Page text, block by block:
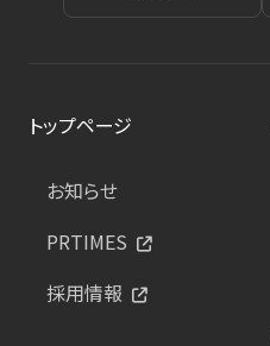
トップページ
お知らせ
PRTIMES
採用情報